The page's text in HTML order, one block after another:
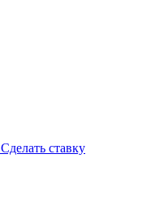
Сделать ставку